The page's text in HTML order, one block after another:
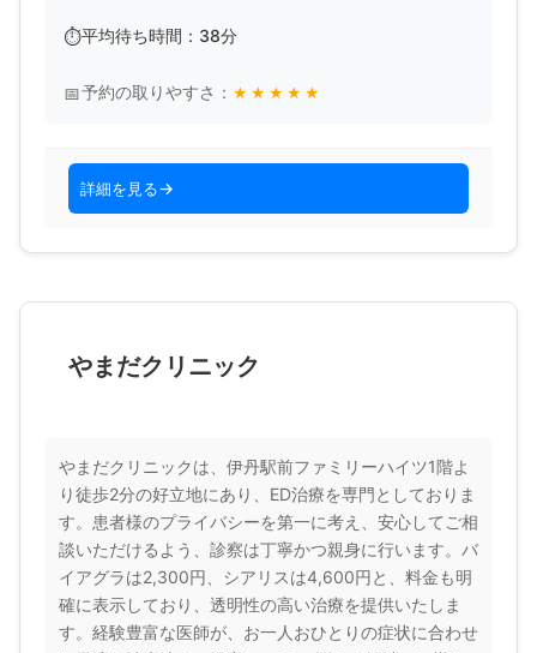
平均待ち時間：38分
予約の取りやすさ： ★ ★ ★ ★ ★
詳細を見る
やまだクリニック
やまだクリニックは、伊丹駅前ファミリーハイツ1階よ
り徒歩2分の好立地にあり、ED治療を専門としておりま
す。患者様のプライバシーを第一に考え、安心してご相
談いただけるよう、診察は丁寧かつ親身に行います。バ
イアグラは2,300円、シアリスは4,600円と、料金も明
確に表示しており、透明性の高い治療を提供いたしま
す。経験豊富な医師が、お一人おひとりの症状に合わせ